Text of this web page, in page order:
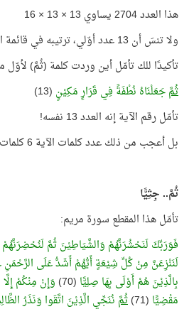
هذا العدد 2704 يساوي 13 × 13 × 16
ولا تنسَ أن 13 عدد أوّلي، ترتيبه في قائمة الأعداد الأوّليّة رقم 6
تأكيدًا للك تأمّل أين وردت كلمة (ثُمَّ)
ثُمَّجَعَلْنَاهُ نُطْفَةً فِي قَرَارٍ مَكِيْنٍ (13)
تأمّل رقم الآية إنه العدد 13 نفسه!
بل أعجب من ذلك عدد كلمات الآية 6 كلمات!
ثُمَّ.. جِثِيًّا
تأمّل هذا المقطع سورة مريم:
فَوَرَبِّكَ لَنَحْشُرَنَّهُمْ وَالشَّيَاطِيْنَ ثُمَّ
لَنَنْزِعَنَّ مِنْ كُلِّ شِيْعَةٍ أَيُّهُمْ أَشَدُّ عَلَى الرَّحْمَنِ
بِالَّذِيْنَ هُمْ أَوْلَى بِهَا صِلِيًّا (70)
وَإِنْ مِنْكُمْ
مَقْضِيًّا (71) ثُمَّ نُنَجِّي الَّذِيْنَ اتَّقَوا وَنَذَرُ